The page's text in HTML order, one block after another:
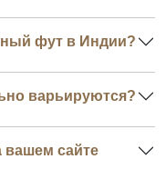
фут в Индии?
варьируются?
вашем сайте